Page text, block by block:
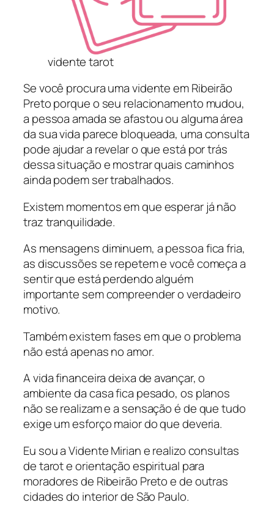
vidente tarot
Se você procura uma vidente em Ribeirão
Preto porque o seu relacionamento mudou,
a pessoa amada se afastou ou alguma área
da sua vida parece bloqueada, uma consulta
pode ajudar a revelar o que está por trás
dessa situação e mostrar quais caminhos
ainda podem ser trabalhados.
Existem momentos em que esperar já não
traz tranquilidade.
As mensagens diminuem, a pessoa fica fria,
as discussões se repetem e você começa a
sentir que está perdendo alguém
importante sem compreender o verdadeiro
motivo.
Também existem fases em que o problema
não está apenas no amor.
A vida financeira deixa de avançar, o
ambiente da casa fica pesado, os planos
não se realizam e a sensação é de que tudo
exige um esforço maior do que deveria.
Eu sou a Vidente Mirian e realizo consultas
de tarot e orientação espiritual para
moradores de Ribeirão Preto e de outras
cidades do interior de São Paulo.